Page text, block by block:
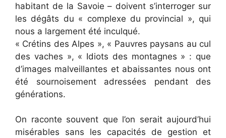
habitant de la Savoie – doivent s’interroger sur
les dégâts du « complexe du provincial », qui
nous a largement été inculqué.
« Crétins des Alpes », « Pauvres paysans au cul
des vaches », « Idiots des montagnes » : que
d’images malveillantes et abaissantes nous ont
été sournoisement adressées pendant des
générations.
On raconte souvent que l’on serait aujourd’hui
misérables sans les capacités de gestion et